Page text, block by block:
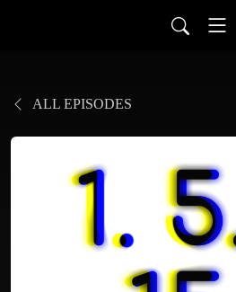
ALL EPISODES